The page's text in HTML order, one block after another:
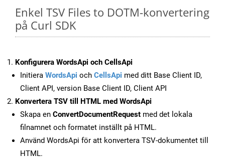
Enkel TSV Files to DOTM-konvertering
på Curl SDK
Konfigurera WordsApi och CellsApi
Initiera WordsApi och CellsApi med ditt Base Client ID,
Client API, version Base Client ID, Client API
Konvertera TSV till HTML med WordsApi
Skapa en ConvertDocumentRequest med det lokala
filnamnet och formatet inställt på HTML.
Använd WordsApi för att konvertera TSV-dokumentet till
HTML.